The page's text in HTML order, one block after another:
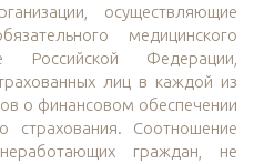
осуществляющие
медицинского
Российской Федерации,
лиц в каждой из
о финансовом обеспечении
страхования. Соотношение
граждан, не